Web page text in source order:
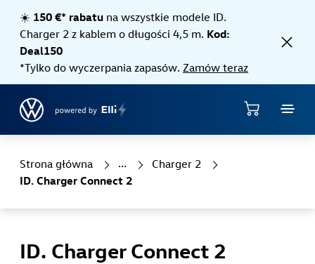
☀️ 150 €* rabatu na wszystkie modele ID.
Charger 2 z kablem o długości 4,5 m. Kod:
Deal150
*Tylko do wyczerpania zapasów.Zamów teraz
Strona główna SklepCharger 2
ID. Charger Connect 2
ID. Charger Connect 2